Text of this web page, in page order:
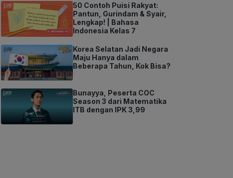
50 Contoh Puisi Rakyat:
Pantun, Gurindam & Syair,
Lengkap! | Bahasa
Indonesia Kelas 7
Korea Selatan Jadi Negara
Maju Hanya dalam
Beberapa Tahun, Kok Bisa?
Bunayya, Peserta COC
Season 3 dari Matematika
ITB dengan IPK 3,99